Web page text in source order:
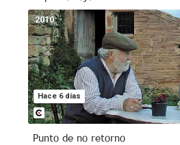
Hace 6 días
2010
Punto de no retorno